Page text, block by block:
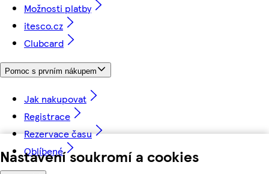
Nastavení soukromí a cookies
Možnosti platby
itesco.cz
Clubcard
Pomoc s prvním nákupem
Jak nakupovat
Registrace
Rezervace času
Oblíbené